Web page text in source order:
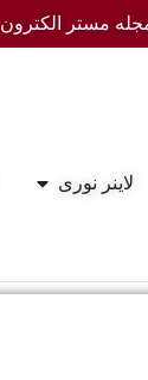
مستر الکترون
لاینر نوری